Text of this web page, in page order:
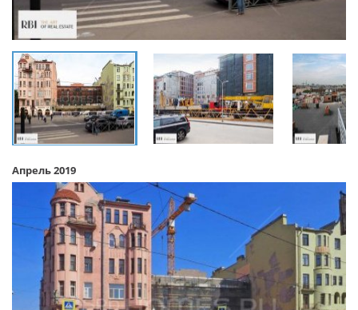
Апрель 2019